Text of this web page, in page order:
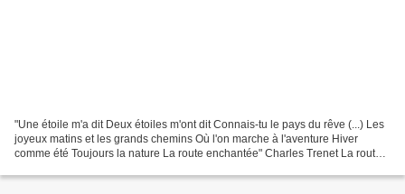
"Une étoile m'a dit Deux étoiles m'ont dit Connais-tu le pays du rêve (...) Les
joyeux matins et les grands chemins Où l'on marche à l'aventure Hiver
comme été Toujours la nature La route enchantée" Charles Trenet La route